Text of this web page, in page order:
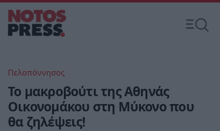
Πελοπόννησος
To μακροβούτι της Αθηνάς
Οικονομάκου στη Μύκονο που
θα ζηλέψεις!